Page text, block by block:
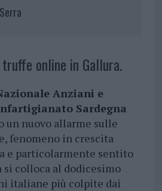
online in Gallura.
Anziani e
Sardegna
un nuovo allarme sulle
fenomeno in crescita
e particolarmente sentito
si colloca al dodicesimo
italiane più colpite dai